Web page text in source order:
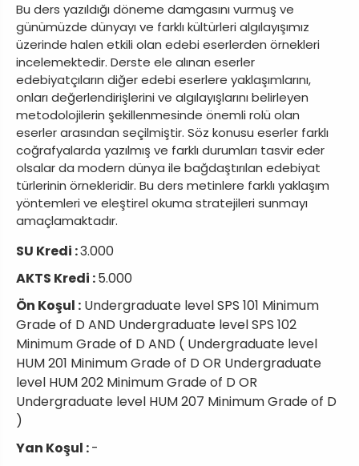
Bu ders yazıldığı döneme damgasını vurmuş ve
günümüzde dünyayı ve farklı kültürleri algılayışımız
üzerinde halen etkili olan edebi eserlerden örnekleri
incelemektedir. Derste ele alınan eserler
edebiyatçıların diğer edebi eserlere yaklaşımlarını,
onları değerlendirişlerini ve algılayışlarını belirleyen
metodolojilerin şekillenmesinde önemli rolü olan
eserler arasından seçilmiştir. Söz konusu eserler farklı
coğrafyalarda yazılmış ve farklı durumları tasvir eder
olsalar da modern dünya ile bağdaştırılan edebiyat
türlerinin örnekleridir. Bu ders metinlere farklı yaklaşım
yöntemleri ve eleştirel okuma stratejileri sunmayı
amaçlamaktadır.
SU Kredi :3.000
AKTS Kredi :5.000
Ön Koşul : Undergraduate level SPS 101 Minimum
Grade of D AND Undergraduate level SPS 102
Minimum Grade of D AND ( Undergraduate level
HUM 201 Minimum Grade of D OR Undergraduate
level HUM 202 Minimum Grade of D OR
Undergraduate level HUM 207 Minimum Grade of D
)
Yan Koşul :-